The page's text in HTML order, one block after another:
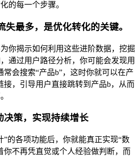
的每一个步骤。
失最多，是优化转化的关键。
你揭示如何利用这些进阶数据，挖掘
通过用户路径分析，你可能会发现用
常会搜索“产品b”，这时你就可以在产
接，引导用户直接跳转到产品b，从而
决策，实现持续增长
”的各项功能后，你就能真正实现“数
你不再凭直觉或个人经验做判断，而